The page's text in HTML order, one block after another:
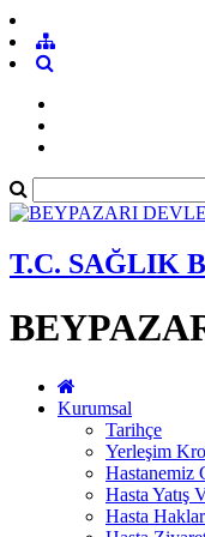
T.C. SAĞLIK
Kurumsal
Tarihçe
Yerleşim
Hastanemiz
Hasta Yatış
Hasta